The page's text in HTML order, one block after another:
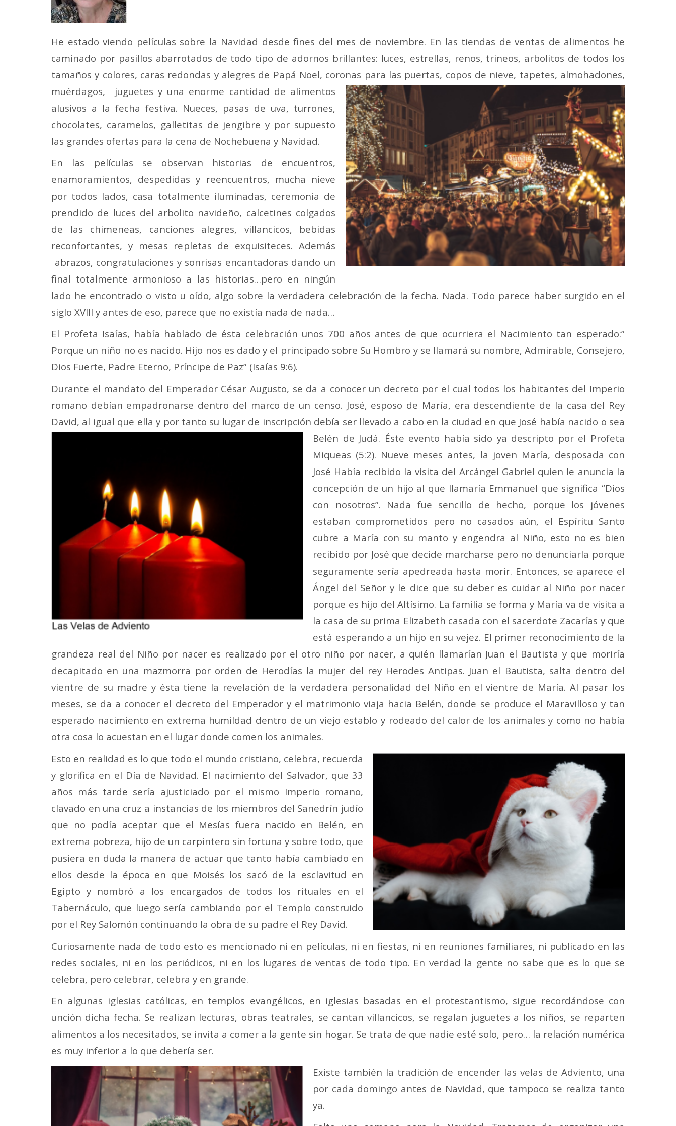
He estado viendo películas sobre la Navidad desde fines del mes de noviembre. En las tiendas de ventas de alimentos he
caminado por pasillos abarrotados de todo tipo de adornos brillantes: luces, estrellas, renos, trineos, arbolitos de todos los
tamaños y colores, caras redondas y alegres de Papá Noel, coronas para las puertas, copos de nieve, tapetes, almohadones,
muérdagos, juguetes y una enorme cantidad de alimentos
alusivos a la fecha festiva. Nueces, pasas de uva, turrones,
chocolates, caramelos, galletitas de jengibre y por supuesto
las grandes ofertas para la cena de Nochebuena y Navidad.
En las películas se observan historias de encuentros,
enamoramientos, despedidas y reencuentros, mucha nieve
por todos lados, casa totalmente iluminadas, ceremonia de
prendido de luces del arbolito navideño, calcetines colgados
de las chimeneas, canciones alegres, villancicos, bebidas
reconfortantes, y mesas repletas de exquisiteces. Además
abrazos, congratulaciones y sonrisas encantadoras dando un
final totalmente armonioso a las historias…pero en ningún
lado he encontrado o visto u oído, algo sobre la verdadera celebración de la fecha. Nada. Todo parece haber surgido en el
siglo XVIII y antes de eso, parece que no existía nada de nada…
El Profeta Isaías, había hablado de ésta celebración unos 700 años antes de que ocurriera el Nacimiento tan esperado:”
Porque un niño no es nacido. Hijo nos es dado y el principado sobre Su Hombro y se llamará su nombre, Admirable, Consejero,
Dios Fuerte, Padre Eterno, Príncipe de Paz” (Isaías 9:6).
Durante el mandato del Emperador César Augusto, se da a conocer un decreto por el cual todos los habitantes del Imperio
romano debían empadronarse dentro del marco de un censo. José, esposo de María, era descendiente de la casa del Rey
David, al igual que ella y por tanto su lugar de inscripción debía ser llevado a cabo en la ciudad en que José había nacido o sea
Belén de Judá. Éste evento había sido ya descripto por el Profeta
Miqueas (5:2). Nueve meses antes, la joven María, desposada con
José Había recibido la visita del Arcángel Gabriel quien le anuncia la
concepción de un hijo al que llamaría Emmanuel que significa “Dios
con nosotros”. Nada fue sencillo de hecho, porque los jóvenes
estaban comprometidos pero no casados aún, el Espíritu Santo
cubre a María con su manto y engendra al Niño, esto no es bien
recibido por José que decide marcharse pero no denunciarla porque
seguramente sería apedreada hasta morir. Entonces, se aparece el
Ángel del Señor y le dice que su deber es cuidar al Niño por nacer
porque es hijo del Altísimo. La familia se forma y María va de visita a
la casa de su prima Elizabeth casada con el sacerdote Zacarías y que
está esperando a un hijo en su vejez. El primer reconocimiento de la
grandeza real del Niño por nacer es realizado por el otro niño por nacer, a quién llamarían Juan el Bautista y que moriría
decapitado en una mazmorra por orden de Herodías la mujer del rey Herodes Antipas. Juan el Bautista, salta dentro del
vientre de su madre y ésta tiene la revelación de la verdadera personalidad del Niño en el vientre de María. Al pasar los
meses, se da a conocer el decreto del Emperador y el matrimonio viaja hacia Belén, donde se produce el Maravilloso y tan
esperado nacimiento en extrema humildad dentro de un viejo establo y rodeado del calor de los animales y como no había
otra cosa lo acuestan en el lugar donde comen los animales.
Esto en realidad es lo que todo el mundo cristiano, celebra, recuerda
y glorifica en el Día de Navidad. El nacimiento del Salvador, que 33
años más tarde sería ajusticiado por el mismo Imperio romano,
clavado en una cruz a instancias de los miembros del Sanedrín judío
que no podía aceptar que el Mesías fuera nacido en Belén, en
extrema pobreza, hijo de un carpintero sin fortuna y sobre todo, que
pusiera en duda la manera de actuar que tanto había cambiado en
ellos desde la época en que Moisés los sacó de la esclavitud en
Egipto y nombró a los encargados de todos los rituales en el
Tabernáculo, que luego sería cambiando por el Templo construido
por el Rey Salomón continuando la obra de su padre el Rey David.
Curiosamente nada de todo esto es mencionado ni en películas, ni en fiestas, ni en reuniones familiares, ni publicado en las
redes sociales, ni en los periódicos, ni en los lugares de ventas de todo tipo. En verdad la gente no sabe que es lo que se
celebra, pero celebrar, celebra y en grande.
En algunas iglesias católicas, en templos evangélicos, en iglesias basadas en el protestantismo, sigue recordándose con
unción dicha fecha. Se realizan lecturas, obras teatrales, se cantan villancicos, se regalan juguetes a los niños, se reparten
alimentos a los necesitados, se invita a comer a la gente sin hogar. Se trata de que nadie esté solo, pero… la relación numérica
es muy inferior a lo que debería ser.
Existe también la tradición de encender las velas de Adviento, una
por cada domingo antes de Navidad, que tampoco se realiza tanto
ya.